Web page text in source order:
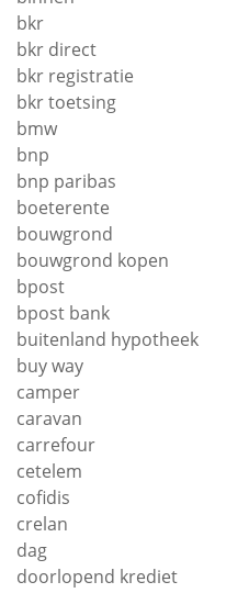
bkr
bkr direct
bkr registratie
bkr toetsing
bmw
bnp
bnp paribas
boeterente
bouwgrond
bouwgrond kopen
bpost
bpost bank
buitenland hypotheek
buy way
camper
caravan
carrefour
cetelem
cofidis
crelan
dag
doorlopend krediet